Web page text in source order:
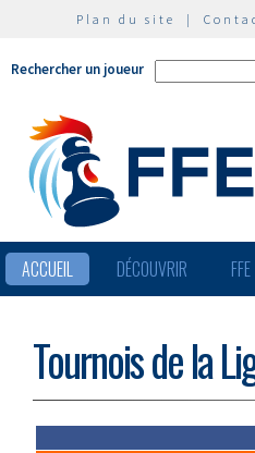
Plan du site |
Rechercher un joueur
ACCUEIL DÉCOUVRIR FFE
Tournois de la